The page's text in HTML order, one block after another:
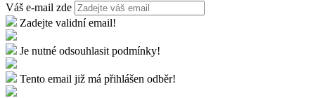
Váš e-mail zde
Zadejte validní email!
Je nutné odsouhlasit podmínky!
Tento email již má přihlášen odběr!